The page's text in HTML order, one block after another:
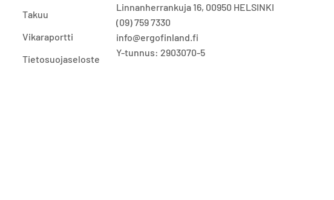
Takuu
Vikaraportti
Tietosuojaseloste
Linnanherrankuja 16, 00950 HELSINKI
(09) 759 7330
info@ergofinland.fi
Y-tunnus: 2903070-5